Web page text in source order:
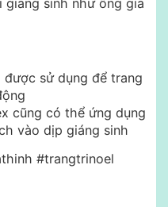
sinh như ông già
sử dụng để trang
cũng có thể ứng dụng
vào dịp giáng sinh
#trangtrinoel